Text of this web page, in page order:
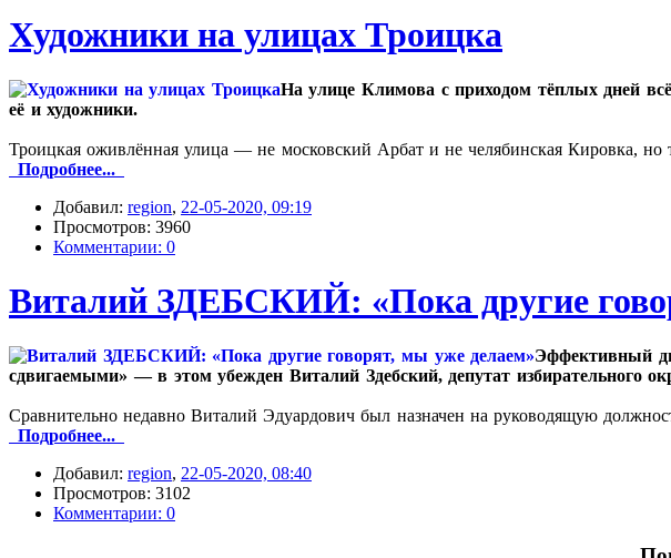
Художники на улицах Троицка
На улице Климова с приходом тёплых дней
её и художники.
Троицкая оживлённая улица — не московский Арбат и не челябинская Кировка, но
Подробнее...
Добавил: region, 22-05-2020, 09:19
Просмотров: 3960
Комментарии: 0
Виталий ЗДЕБСКИЙ: «Пока другие
Эффективный
сдвигаемыми» — в этом убежден Виталий Здебский, депутат избирательного
Сравнительно недавно Виталий Эдуардович был назначен на руководящую
Подробнее...
Добавил: region, 22-05-2020, 08:40
Просмотров: 3102
Комментарии: 0